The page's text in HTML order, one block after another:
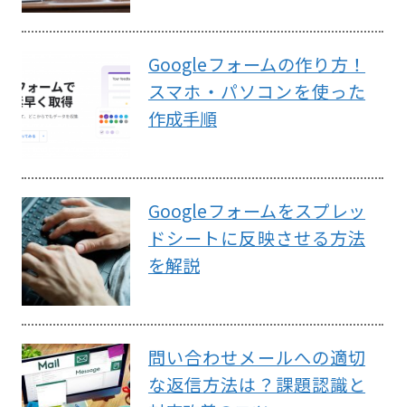
Googleフォームの作り方！
スマホ・パソコンを使った
作成手順
Googleフォームをスプレッ
ドシートに反映させる方法
を解説
問い合わせメールへの適切
な返信方法は？課題認識と